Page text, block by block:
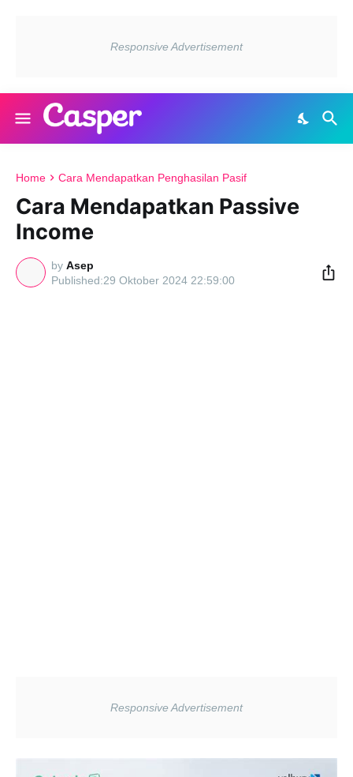
Home Cara Mendapatkan Penghasilan Pasif
Cara Mendapatkan Passive
Income
by Asep
29 Oktober 2024 22:59:00